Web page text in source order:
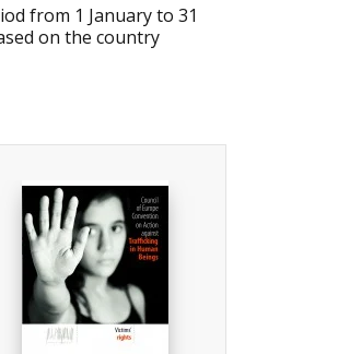
from 1 January to 31
on the country